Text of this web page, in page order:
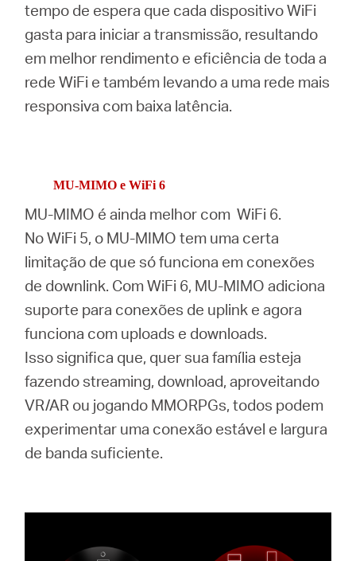
tempo de espera que cada dispositivo WiFi
gasta para iniciar a transmissão, resultando
em melhor rendimento e eficiência de toda a
rede WiFi e também levando a uma rede mais
responsiva com baixa latência.
MU-MIMO e WiFi 6
MU-MIMO é ainda melhor com WiFi 6.
No WiFi 5, o MU-MIMO tem uma certa
limitação de que só funciona em conexões
de downlink. Com WiFi 6, MU-MIMO adiciona
suporte para conexões de uplink e agora
funciona com uploads e downloads.
Isso significa que, quer sua família esteja
fazendo streaming, download, aproveitando
VR/AR ou jogando MMORPGs, todos podem
experimentar uma conexão estável e largura
de banda suficiente.